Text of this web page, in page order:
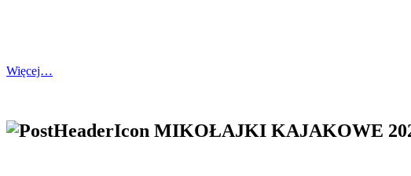
Więcej…
MIKOŁAJKI KAJAKOWE